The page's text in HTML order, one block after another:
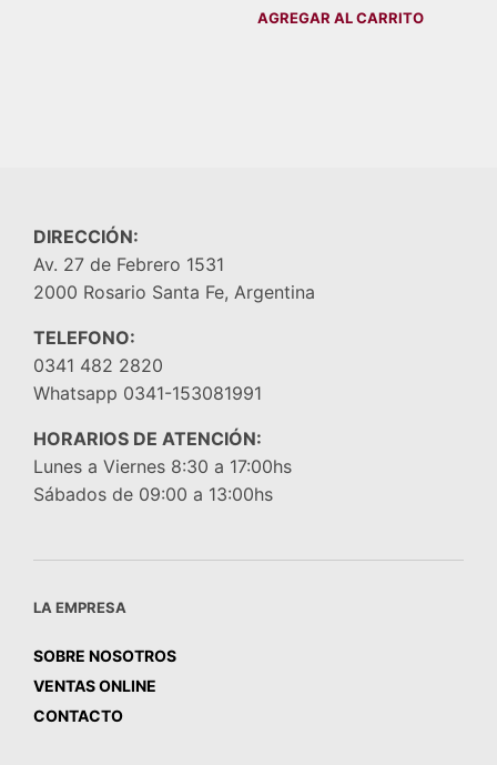
AGREGAR AL CARRITO
DIRECCIÓN:
Av. 27 de Febrero 1531
2000 Rosario Santa Fe, Argentina
TELEFONO:
0341 482 2820
Whatsapp 0341-153081991
HORARIOS DE ATENCIÓN:
Lunes a Viernes 8:30 a 17:00hs
Sábados de 09:00 a 13:00hs
LA EMPRESA
SOBRE NOSOTROS
VENTAS ONLINE
CONTACTO